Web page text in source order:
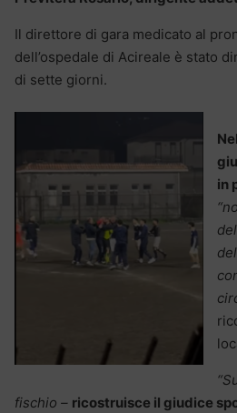
Il direttore di gara medicato al
dell’ospedale di Acireale è stato
di sette giorni.
in
fischio – ricostruisce il giudice